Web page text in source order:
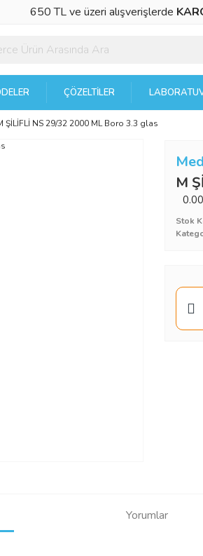
650 TL ve üzeri alışverişlerde
ÇÖZELTILER
ŞİLİFLİ NS 29/32 2000 ML Boro 3.3 glas
M
0.00
Stok
Yorumlar